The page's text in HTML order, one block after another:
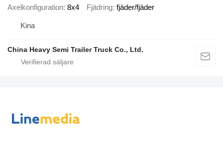
Axelkonfiguration 8x4 Fjädring fjäder/fjäder
Kina
China Heavy Semi Trailer Truck Co., Ltd.